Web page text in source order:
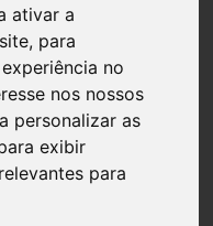
ativar a
, para
no
nos nossos
personalizar as
exibir
para